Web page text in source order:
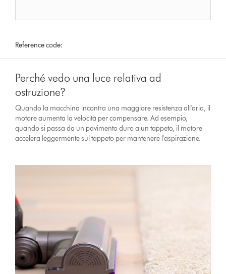
Reference code:
Perché vedo una luce relativa ad
ostruzione?
Quando la macchina incontra una maggiore resistenza all'aria, il
motore aumenta la velocità per compensare. Ad esempio,
quando si passa da un pavimento duro a un tappeto, il motore
accelera leggermente sul tappeto per mantenere l'aspirazione.